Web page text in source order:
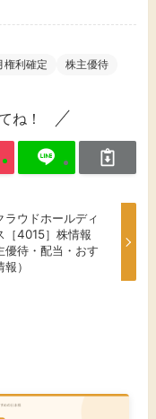
権利確定 株主優待
ね！
ラウドホールディ
［4015］株情報
優待・配当・おす
）